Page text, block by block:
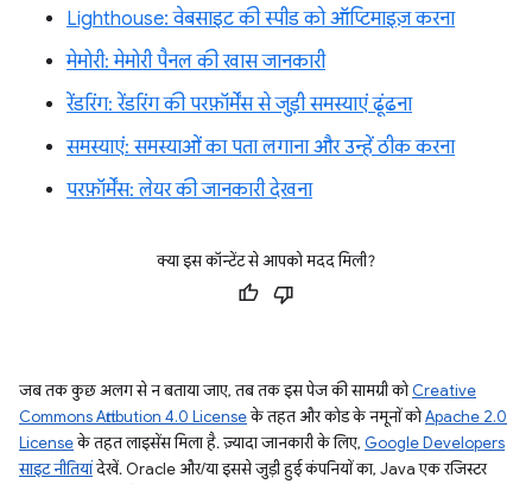
Lighthouse: वेबसाइट की स्पीड को ऑप्टिमाइज़ करना
मेमोरी: मेमोरी पैनल की खास जानकारी
रेंडरिंग: रेंडरिंग की परफ़ॉर्मेंस से जुड़ी समस्याएं ढूंढना
समस्याएं: समस्याओं का पता लगाना और उन्हें ठीक करना
परफ़ॉर्मेंस: लेयर की जानकारी देखना
क्या इस कॉन्टेंट से आपको मदद मिली?
जब तक कुछ अलग से न बताया जाए, तब तक इस पेज की सामग्री कोCreative
Commons Attribution 4.0 Licenseके तहत और कोड के नमूनों कोApache 2.0
Licenseके तहत लाइसेंस मिला है. ज़्यादा जानकारी के लिए, Google Developers
साइट नीतियांदेखें. Oracle और/या इससे जुड़ी हुई कंपनियों का, Java एक रजिस्टर